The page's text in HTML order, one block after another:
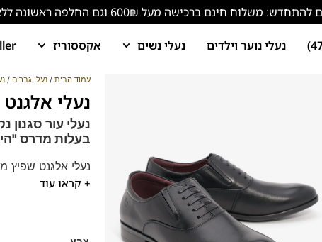
משלוח חינם ברכישה מעל 600₪ וגם החלפה ראשונה ללא עלות!
נעלי נוער וילדים נעלי נשים אקססוריז
עמוד הבית / נעלי גברים /
נעלי אלגנט
נעלי עור
בעלות מדרס
נעלי אלגנט שפיץ
מתאים כנעלי
+ קראו עוד